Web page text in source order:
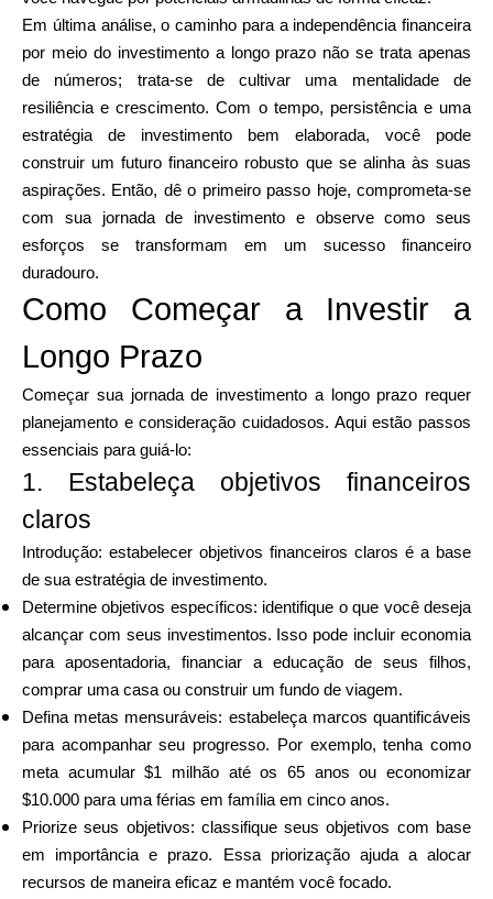
Em última análise, o caminho para a independência financeira
por meio do investimento a longo prazo não se trata apenas
de números; trata-se de cultivar uma mentalidade de
resiliência e crescimento. Com o tempo, persistência e uma
estratégia de investimento bem elaborada, você pode
construir um futuro financeiro robusto que se alinha às suas
aspirações. Então, dê o primeiro passo hoje, comprometa-se
com sua jornada de investimento e observe como seus
esforços se transformam em um sucesso financeiro
duradouro.
Como Começar a Investir a
Longo Prazo
Começar sua jornada de investimento a longo prazo requer
planejamento e consideração cuidadosos. Aqui estão passos
essenciais para guiá-lo:
1. Estabeleça objetivos financeiros
claros
Introdução: estabelecer objetivos financeiros claros é a base
de sua estratégia de investimento.
Determine objetivos específicos: identifique o que você deseja
alcançar com seus investimentos. Isso pode incluir economia
para aposentadoria, financiar a educação de seus filhos,
comprar uma casa ou construir um fundo de viagem.
Defina metas mensuráveis: estabeleça marcos quantificáveis
para acompanhar seu progresso. Por exemplo, tenha como
meta acumular $1 milhão até os 65 anos ou economizar
$10.000 para uma férias em família em cinco anos.
Priorize seus objetivos: classifique seus objetivos com base
em importância e prazo. Essa priorização ajuda a alocar
recursos de maneira eficaz e mantém você focado.